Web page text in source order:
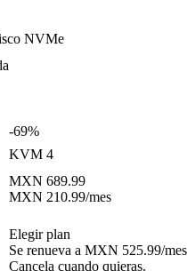
NVMe
-69%
KVM 4
MXN 689.99
MXN 210.99/mes
Elegir plan
Se renueva a MXN 525.99/
Cancela cuando quieras.